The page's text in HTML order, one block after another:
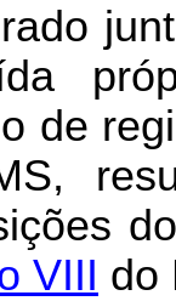
de
VIII do